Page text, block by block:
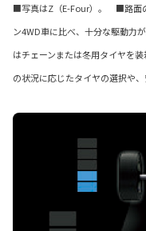
■写真はZ（E-Four）。 ■路面
ン4WD車に比べ、十分な駆動
はチェーンまたは冬用タイヤを
の状況に応じたタイヤの選択や